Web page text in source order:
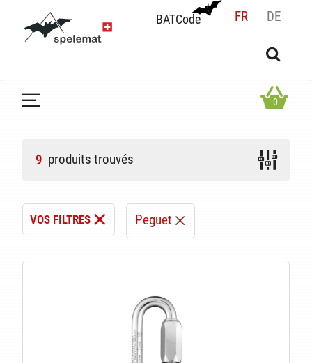
BATCode FR DE
BATCode
OK
0
9 produits trouvés
VOS FILTRES Peguet